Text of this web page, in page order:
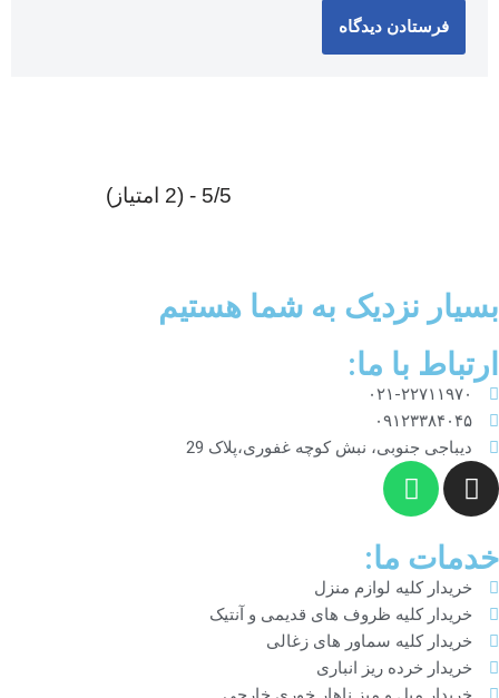
5/5 - (2 امتیاز)
بسیار نزدیک به شما هستیم
ارتباط با ما:
۰۲۱-۲۲۷۱۱۹۷۰
۰۹۱۲۳۳۸۴۰۴۵
دیباجی جنوبی، نبش کوچه غفوری،پلاک 29
خدمات ما:
خریدار کلیه لوازم منزل
خریدار کلیه ظروف های قدیمی و آنتیک
خریدار کلیه سماور های زغالی
خریدار خرده ریز انباری